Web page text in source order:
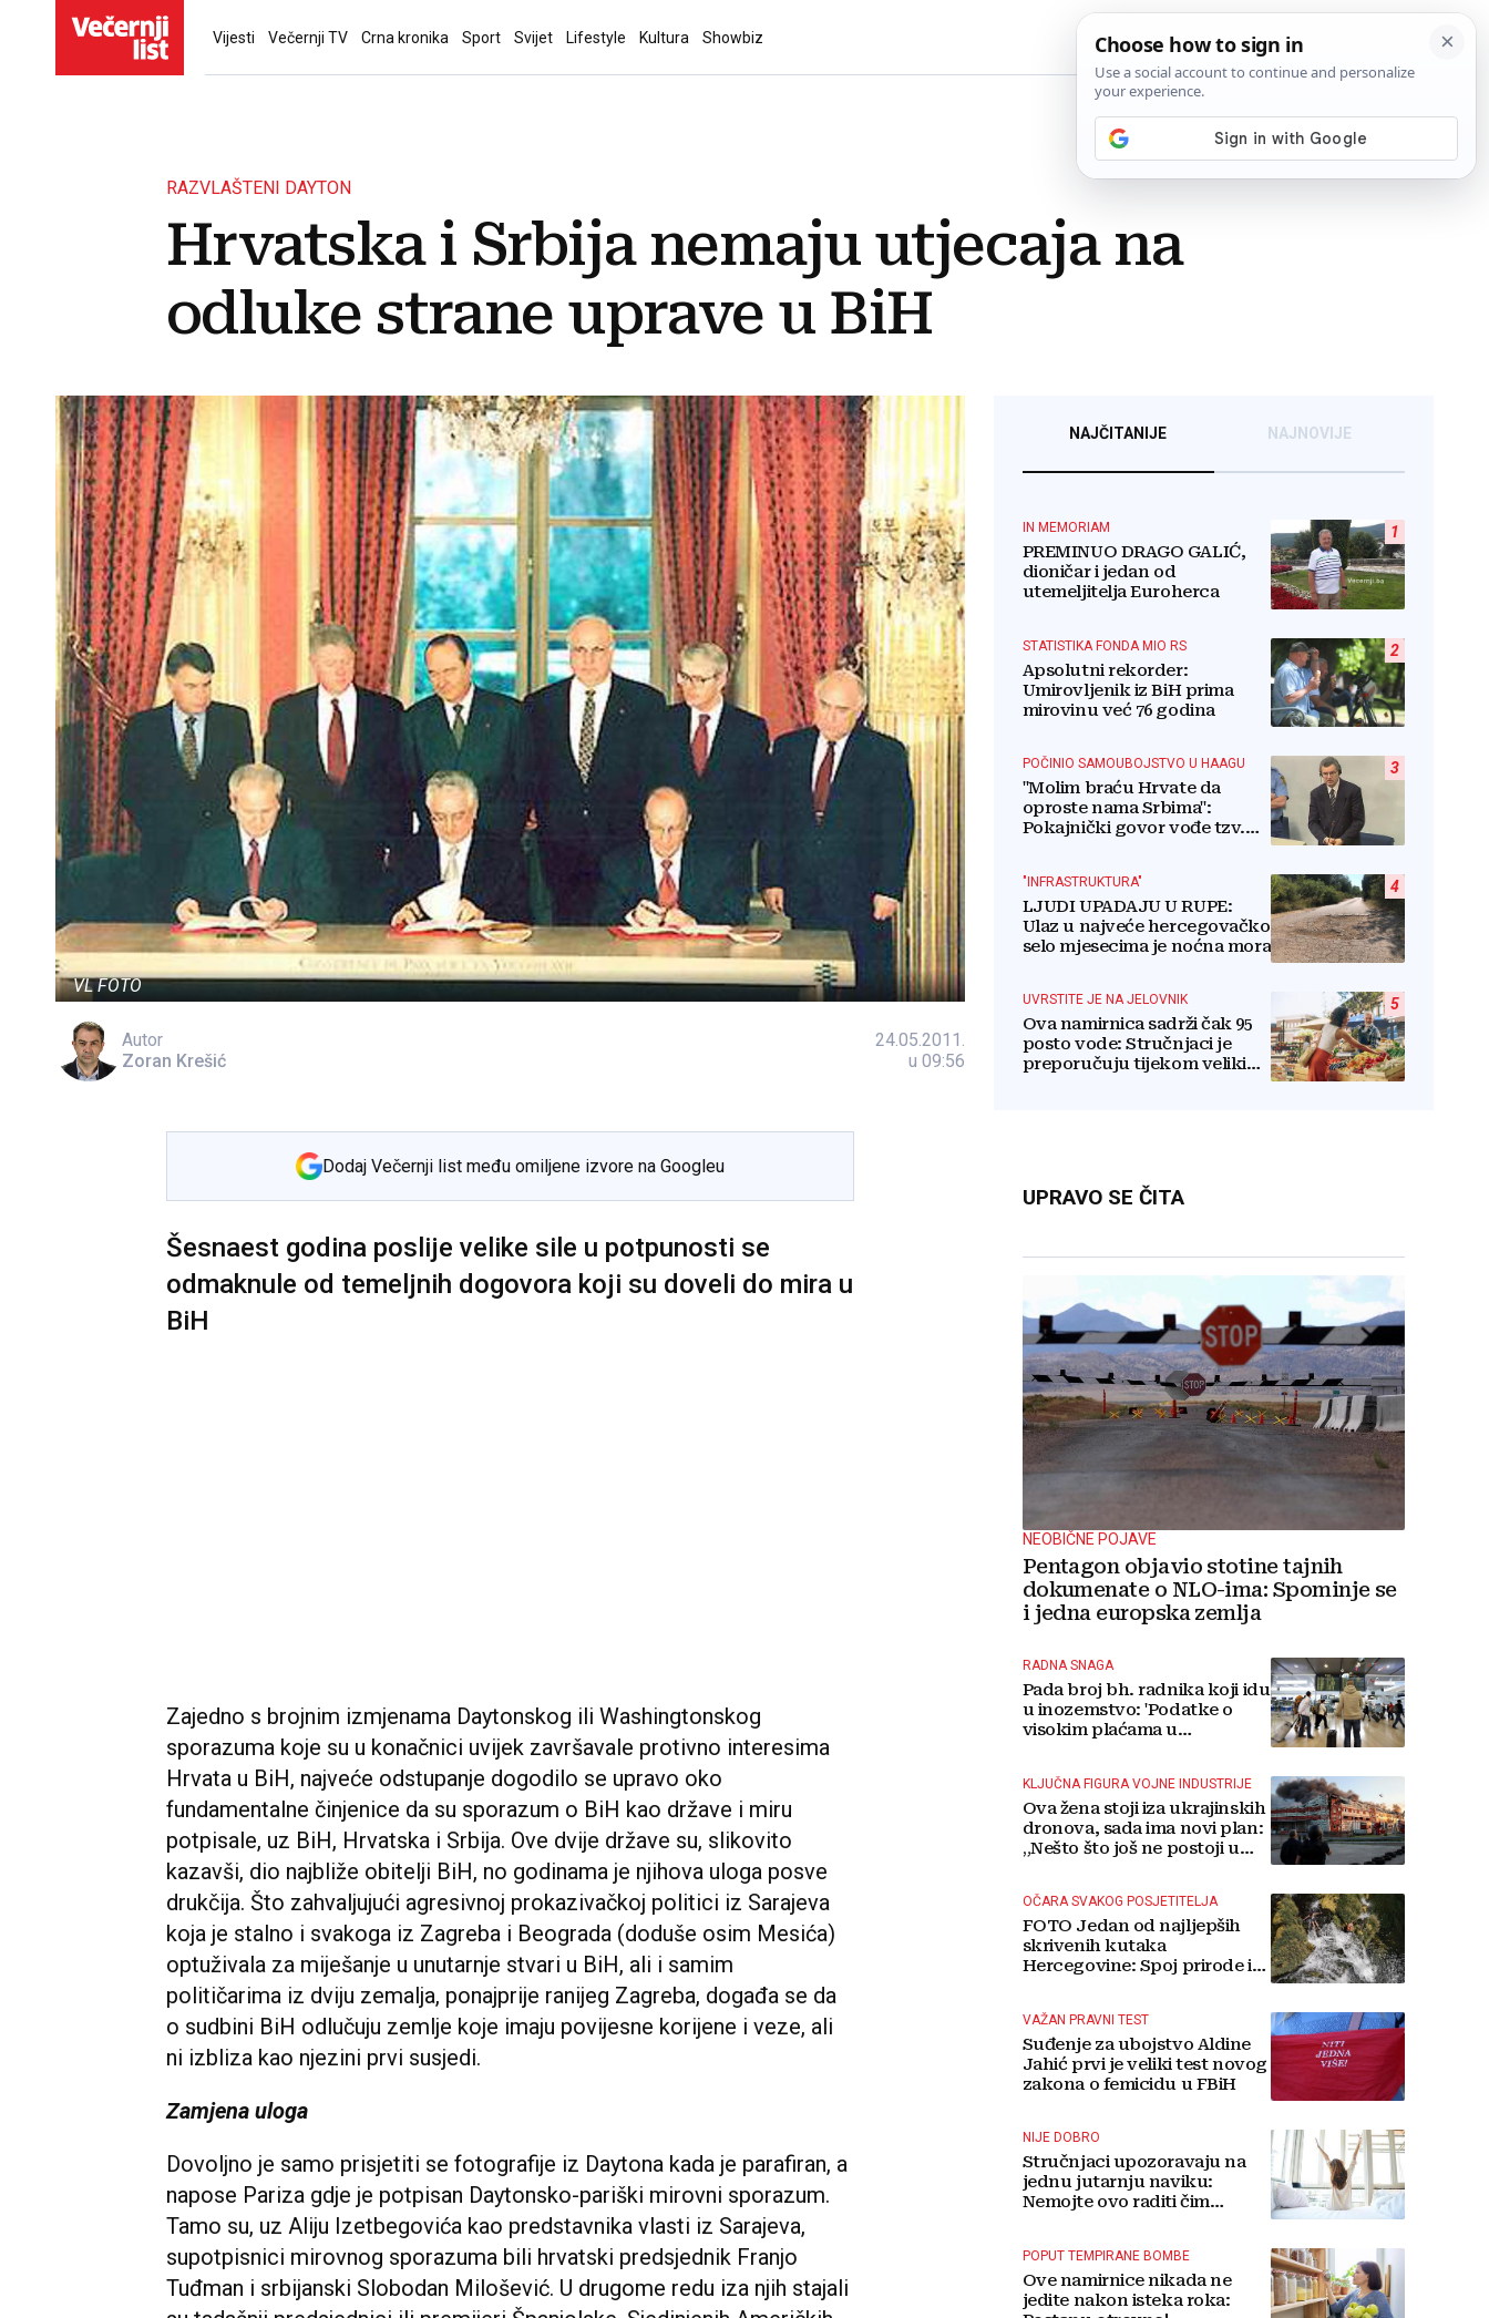
Vijesti Večernji TV Crna kronika Sport Svijet Lifestyle Kultura Showbiz
RAZVLAŠTENI DAYTON
Hrvatska i Srbija nemaju utjecaja na
odluke strane uprave u BiH
VL FOTO
Autor
Zoran Krešić
24.05.2011.
u 09:56
Dodaj Večernji list među omiljene izvore na Googleu
Šesnaest godina poslije velike sile u potpunosti se
odmaknule od temeljnih dogovora koji su doveli do mira u
BiH
Zajedno s brojnim izmjenama Daytonskog ili Washingtonskog
sporazuma koje su u konačnici uvijek završavale protivno interesima
Hrvata u BiH, najveće odstupanje dogodilo se upravo oko
fundamentalne činjenice da su sporazum o BiH kao države i miru
potpisale, uz BiH, Hrvatska i Srbija. Ove dvije države su, slikovito
kazavši, dio najbliže obitelji BiH, no godinama je njihova uloga posve
drukčija. Što zahvaljujući agresivnoj prokazivačkoj politici iz Sarajeva
koja je stalno i svakoga iz Zagreba i Beograda (doduše osim Mesića)
optuživala za miješanje u unutarnje stvari u BiH, ali i samim
političarima iz dviju zemalja, ponajprije ranijeg Zagreba, događa se da
o sudbini BiH odlučuju zemlje koje imaju povijesne korijene i veze, ali
ni izbliza kao njezini prvi susjedi.
Zamjena uloga
Dovoljno je samo prisjetiti se fotografije iz Daytona kada je parafiran, a
napose Pariza gdje je potpisan Daytonsko-pariški mirovni sporazum.
Tamo su, uz Aliju Izetbegovića kao predstavnika vlasti iz Sarajeva,
supotpisnici mirovnog sporazuma bili hrvatski predsjednik Franjo
Tuđman i srbijanski Slobodan Milošević. U drugome redu iza njih stajali
NAJČITANIJE NAJNOVIJE
1
IN MEMORIAM
PREMINUO DRAGO GALIĆ,
dioničar i jedan od
utemeljitelja Euroherca
2
STATISTIKA FONDA MIO RS
Apsolutni rekorder:
Umirovljenik iz BiH prima
mirovinu već 76 godina
3
POČINIO SAMOUBOJSTVO U HAAGU
"Molim braću Hrvate da
oproste nama Srbima":
Pokajnički govor vođe tzv.
4
"INFRASTRUKTURA"
LJUDI UPADAJU U RUPE:
Ulaz u najveće hercegovačko
selo mjesecima je noćna mora
5
UVRSTITE JE NA JELOVNIK
Ova namirnica sadrži čak 95
posto vode: Stručnjaci je
preporučuju tijekom velikih
UPRAVO SE ČITA
NEOBIČNE POJAVE
Pentagon objavio stotine tajnih
dokumenate o NLO-ima: Spominje se
i jedna europska zemlja
RADNA SNAGA
Pada broj bh. radnika koji idu
u inozemstvo: 'Podatke o
visokim plaćama u
KLJUČNA FIGURA VOJNE INDUSTRIJE
Ova žena stoji iza ukrajinskih
dronova, sada ima novi plan:
„Nešto što još ne postoji u
OČARA SVAKOG POSJETITELJA
FOTO Jedan od najljepših
skrivenih kutaka
Hercegovine: Spoj prirode i
VAŽAN PRAVNI TEST
Suđenje za ubojstvo Aldine
Jahić prvi je veliki test novog
zakona o femicidu u FBiH
NIJE DOBRO
Stručnjaci upozoravaju na
jednu jutarnju naviku:
Nemojte ovo raditi čim
POPUT TEMPIRANE BOMBE
Ove namirnice nikada ne
jedite nakon isteka roka: